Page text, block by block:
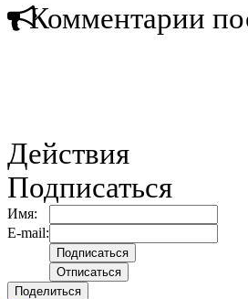
Комментарии
Действия
Подписаться
Имя:
E-mail:
Поделиться